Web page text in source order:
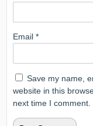
Email*
Save my name,
website in this
next time I comment.